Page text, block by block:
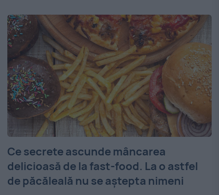
Ce secrete ascunde mâncarea
delicioasă de la fast-food. La o astfel
de păcăleală nu se aștepta nimeni